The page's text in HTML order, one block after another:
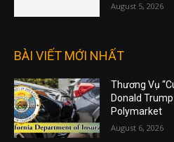
August 5, 2026
BÀI VIẾT MỚI NHẤT
Thương Vụ
Donald
Polymarket
August 6, 2026